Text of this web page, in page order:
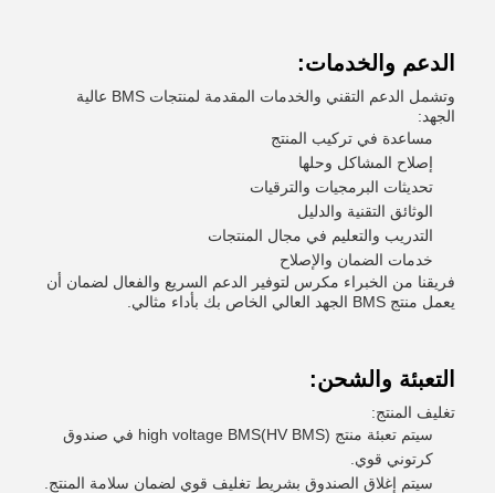
الدعم والخدمات:
وتشمل الدعم التقني والخدمات المقدمة لمنتجات BMS عالية
الجهد:
مساعدة في تركيب المنتج
إصلاح المشاكل وحلها
تحديثات البرمجيات والترقيات
الوثائق التقنية والدليل
التدريب والتعليم في مجال المنتجات
خدمات الضمان والإصلاح
فريقنا من الخبراء مكرس لتوفير الدعم السريع والفعال لضمان أن
يعمل منتج BMS الجهد العالي الخاص بك بأداء مثالي.
التعبئة والشحن:
تغليف المنتج:
سيتم تعبئة منتج high voltage BMS(HV BMS) في صندوق
كرتوني قوي.
سيتم إغلاق الصندوق بشريط تغليف قوي لضمان سلامة المنتج.